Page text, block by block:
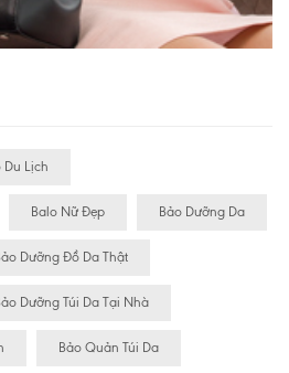
Du Lịch
Balo Nữ Đẹp Bảo Dưỡng Da
Dưỡng Đồ Da Thật
Dưỡng Túi Da Tại Nhà
Bảo Quản Túi Da